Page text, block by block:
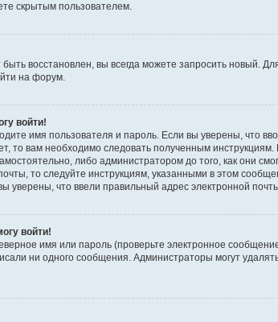
скрытым пользователем.
восстановлен, вы всегда можете запросить новый.
на форум.
войти!
имя пользователя и пароль. Если вы уверены, что
то вам необходимо следовать полученным
либо администратором до того, как они
то следуйте инструкциям, указанными в этом
уверены, что ввели правильный адрес электронной
войти!
имя или пароль (проверьте электронное
ни одного сообщения. Администраторы могут